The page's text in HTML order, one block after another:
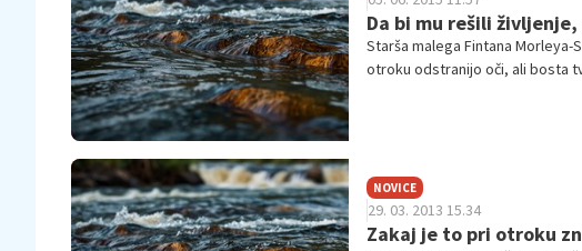
Da bi mu rešili
Starša malega Fintana
otroku odstranijo oči, ali bosta
NOVICE
29. 03. 2013 15.34
Zakaj je to pri otroku